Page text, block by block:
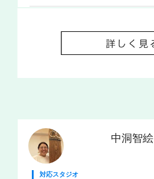
中洞智絵
対応スタジオ